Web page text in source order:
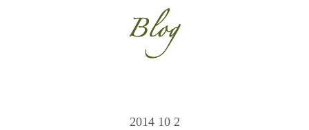
輝く美をトータ
ルでご提案しま
す。
2014 10 2